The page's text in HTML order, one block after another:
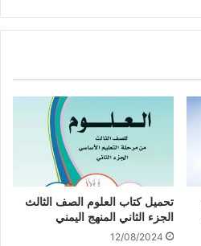
تحميل كتاب العلوم الصف الثالث
الجزء الثاني المنهج اليمني
12/08/2024